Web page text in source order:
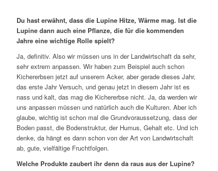
Du hast erwähnt, dass die Lupine Hitze, Wärme mag. Ist die
Lupine dann auch eine Pflanze, die für die kommenden
Jahre eine wichtige Rolle spielt?
Ja, definitiv. Also wir müssen uns in der Landwirtschaft da sehr,
sehr extrem anpassen. Wir haben zum Beispiel auch schon
Kichererbsen jetzt auf unserem Acker, aber gerade dieses Jahr,
das erste Jahr Versuch, und genau jetzt in diesem Jahr ist es
nass und kalt, das mag die Kichererbse nicht. Ja, da werden wir
uns anpassen müssen und natürlich auch die Kulturen. Aber ich
glaube, wichtig ist schon mal die Grundvoraussetzung, dass der
Boden passt, die Bodenstruktur, der Humus, Gehalt etc. Und ich
denke, da hängt es dann schon von der Art von Landwirtschaft
ab, gute, vielfältige Fruchtfolgen.
Welche Produkte zaubert ihr denn da raus aus der Lupine?